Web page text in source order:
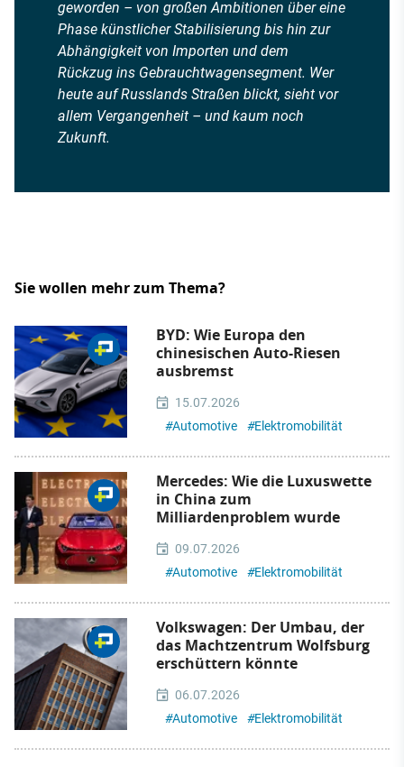
geworden – von großen Ambitionen über eine
Phase künstlicher Stabilisierung bis hin zur
Abhängigkeit von Importen und dem
Rückzug ins Gebrauchtwagensegment. Wer
heute auf Russlands Straßen blickt, sieht vor
allem Vergangenheit – und kaum noch
Zukunft.
Sie wollen mehr zum Thema?
BYD: Wie Europa den
chinesischen Auto-Riesen
ausbremst
15.07.2026
#Automotive #Elektromobilität
Mercedes: Wie die Luxuswette
in China zum
Milliardenproblem wurde
09.07.2026
#Automotive #Elektromobilität
Volkswagen: Der Umbau, der
das Machtzentrum Wolfsburg
erschüttern könnte
06.07.2026
#Automotive #Elektromobilität